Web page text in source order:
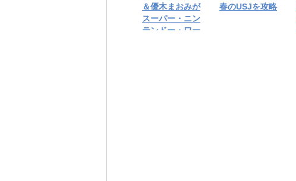
＆優木まおみが
スーパー・ニン
テンドー・ワー
春のUSJを攻略